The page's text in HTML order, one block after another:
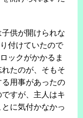
子供が開けられな
付けていたので
ックがかかるま
たのが、そもそ
用事があったの
すが、主人はキ
に気付かなかっ